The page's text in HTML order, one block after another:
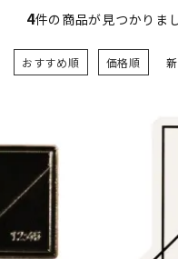
4件の商品が見つかりま
おすすめ順 価格順